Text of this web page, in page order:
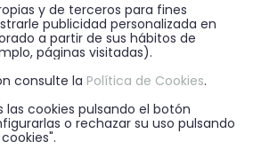
y de terceros para fines
publicidad personalizada en
a partir de sus hábitos de
páginas visitadas).
consulte la Política de Cookies.
cookies pulsando el botón
o rechazar su uso pulsando